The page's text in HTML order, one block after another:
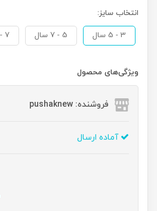
انتخاب سایز:
3 - 5 سال 5 - 7 سال 7 - 9 سال
ویژگی‌های محصول
فروشنده: pushaknew
آماده ارسال